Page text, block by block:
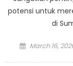
potensi untuk
di
Posted
March 16,